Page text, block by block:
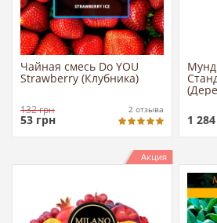
Чайная смесь Do YOU
Strawberry (Клубника)
132грн
53 грн
2 отзыва
1 284
Акция